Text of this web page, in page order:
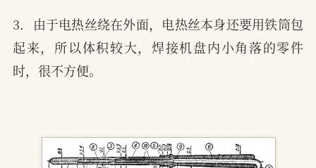
3．由于电热丝绕在外面，电热丝本身还要用铁筒包
起来，所以体积较大，焊接机盘内小角落的零件
时，很不方便。